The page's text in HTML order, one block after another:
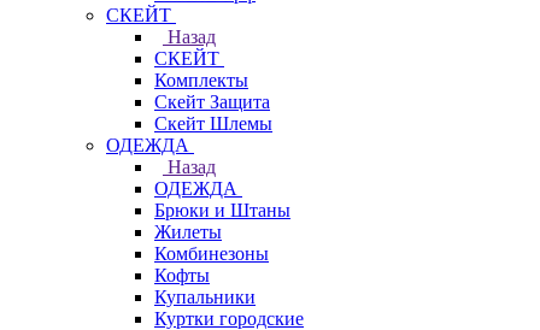
СКЕЙТ
Назад
СКЕЙТ
Комплекты
Скейт Защита
Скейт Шлемы
ОДЕЖДА
Назад
ОДЕЖДА
Брюки и Штаны
Жилеты
Комбинезоны
Кофты
Купальники
Куртки городские